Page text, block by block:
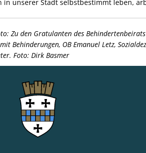
in unserer Stadt selbstbestimmt leben,
Zu den Gratulanten des
Behinderungen, OB Emanuel Letz,
Foto: Dirk Basmer